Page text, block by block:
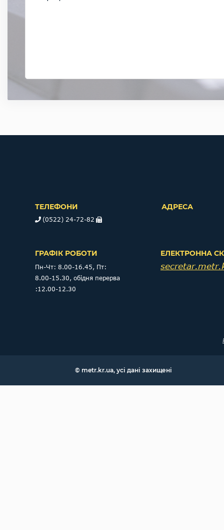
ТЕЛЕФОНИ
(0522) 24-72-82
АДРЕСА
ГРАФІК РОБОТИ
Пн-Чт: 8.00-16.45, Пт:
8.00-15.30, обідня перерва
:12.00-12.30
ЕЛЕКТРОННА
© metr.kr.ua, усі дані захищені